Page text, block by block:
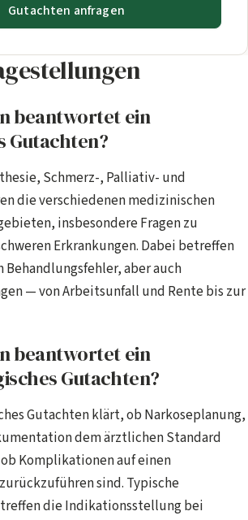
Gutachten anfragen
beantwortet ein
Gutachten?
Schmerz-, Palliativ- und
die verschiedenen medizinischen
insbesondere Fragen zu
Erkrankungen. Dabei betreffen
aber auch
— von Arbeitsunfall und Rente bis zur
beantwortet ein
Gutachten?
Gutachten klärt, ob Narkoseplanung,
dem ärztlichen Standard
Komplikationen auf einen
sind. Typische
die Indikationsstellung bei